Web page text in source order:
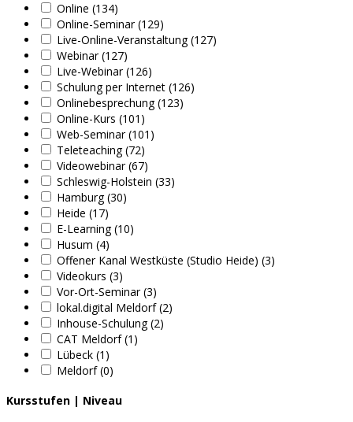
Online (134)
Online-Seminar (129)
Live-Online-Veranstaltung (127)
Webinar (127)
Live-Webinar (126)
Schulung per Internet (126)
Onlinebesprechung (123)
Online-Kurs (101)
Web-Seminar (101)
Teleteaching (72)
Videowebinar (67)
Schleswig-Holstein (33)
Hamburg (30)
Heide (17)
E-Learning (10)
Husum (4)
Offener Kanal Westküste (Studio Heide) (3)
Videokurs (3)
Vor-Ort-Seminar (3)
lokal.digital Meldorf (2)
Inhouse-Schulung (2)
CAT Meldorf (1)
Lübeck (1)
Meldorf (0)
Kursstufen | Niveau